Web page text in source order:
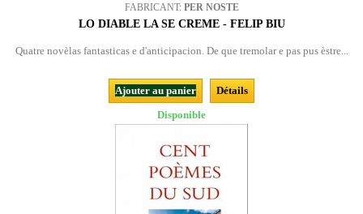
FABRICANT: PER NOSTE
LO DIABLE LA SE CREME - FELIP BIU
Quatre novèlas fantasticas e d'anticipacion. De que tremolar e pas pus èstre...
Ajouter au panier
Détails
Disponible